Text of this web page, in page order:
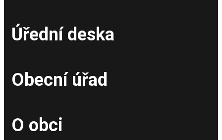
Úřední deska
Obecní úřad
O obci